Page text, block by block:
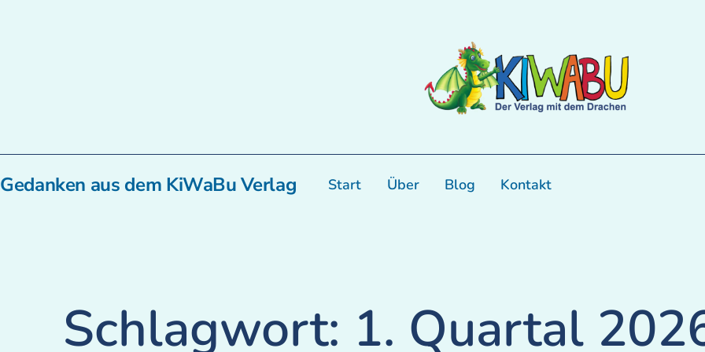
Gedanken aus dem KiWaBu Verlag Start Über Blog Kontakt
Schlagwort: 1. Quartal